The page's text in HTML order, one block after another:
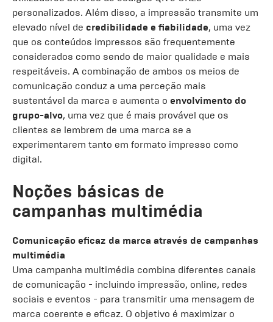
personalizados. Além disso, a impressão transmite um
elevado nível de credibilidade e fiabilidade, uma vez
que os conteúdos impressos são frequentemente
considerados como sendo de maior qualidade e mais
respeitáveis. A combinação de ambos os meios de
comunicação conduz a uma perceção mais
sustentável da marca e aumenta o envolvimento do
grupo-alvo, uma vez que é mais provável que os
clientes se lembrem de uma marca se a
experimentarem tanto em formato impresso como
digital.
Noções básicas de
campanhas multimédia
Comunicação eficaz da marca através de campanhas
multimédia
Uma campanha multimédia combina diferentes canais
de comunicação - incluindo impressão, online, redes
sociais e eventos - para transmitir uma mensagem de
marca coerente e eficaz. O objetivo é maximizar o